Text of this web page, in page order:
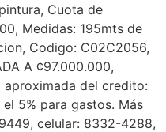
Cuota de
Medidas: 195mts de
Codigo: C02C2056,
A ¢97.000.000,
aproximada del credito:
5% para gastos. Más
celular: 8332-4288,